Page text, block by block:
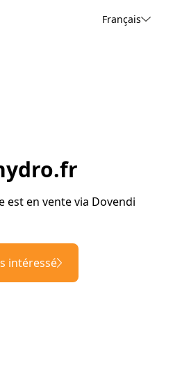
Français
est en vente via Dovendi
intéressé